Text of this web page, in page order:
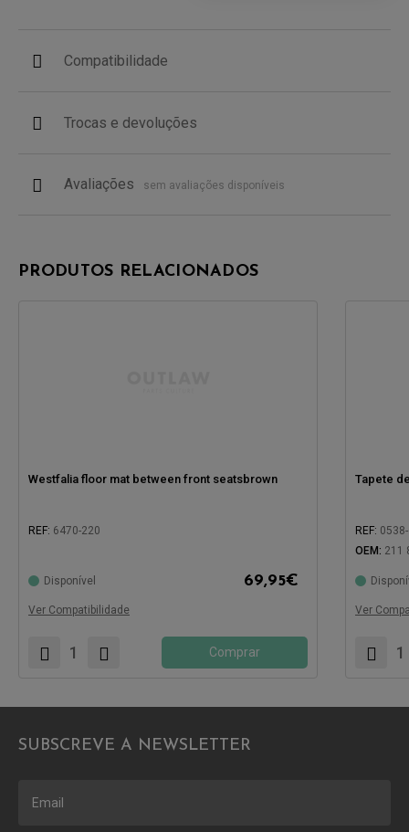
Compatibilidade
Trocas e devoluções
Avaliações sem avaliações disponíveis
PRODUTOS RELACIONADOS
Westfalia floor mat between front seatsbrown
REF: 6470-220
Disponível 69,95€
Ver Compatibilidade
Comprar
Tapete
REF:
OEM: 211
Ver
SUBSCREVE A NEWSLETTER